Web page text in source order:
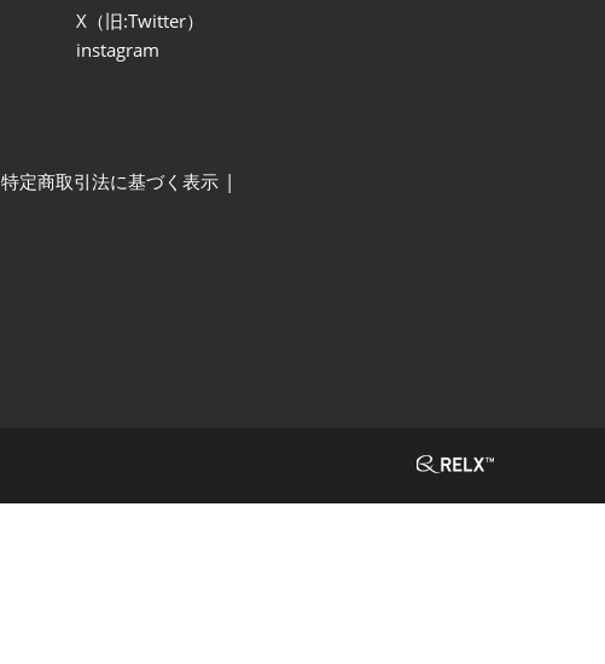
X（旧:Twitter）
instagram
特定商取引法に基づく表示